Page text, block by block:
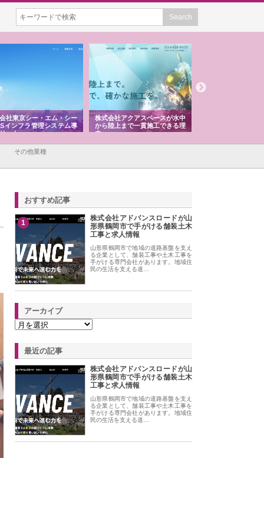
社東京シー・エム・シー
インフラ管理システム導
ット
株式会社アクアスペースが水中
から陸上まで一貫施工できる理
由
その他業種
おすすめ記事
1
株式会社アドバンスロードが山
形県鶴岡市で手がける舗装土木
工事と求人情報
山形県鶴岡市で地域の道路基盤を支え
る企業として、舗装工事や土木工事を
手がける専門会社があります。地域住
民の生活を支える道…
アーカイブ
最近の記事
株式会社アドバンスロードが山
形県鶴岡市で手がける舗装土木
工事と求人情報
山形県鶴岡市で地域の道路基盤を支え
る企業として、舗装工事や土木工事を
手がける専門会社があります。地域住
民の生活を支える道…